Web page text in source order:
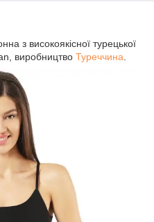
з високоякісної турецької
виробництво Туреччина